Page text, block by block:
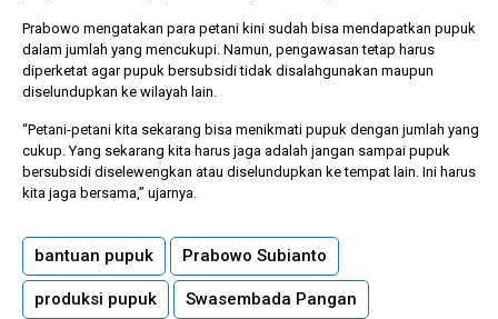
Prabowo mengatakan para petani kini sudah bisa mendapatkan pupuk
dalam jumlah yang mencukupi. Namun, pengawasan tetap harus
diperketat agar pupuk bersubsidi tidak disalahgunakan maupun
diselundupkan ke wilayah lain.
“Petani-petani kita sekarang bisa menikmati pupuk dengan jumlah yang
cukup. Yang sekarang kita harus jaga adalah jangan sampai pupuk
bersubsidi diselewengkan atau diselundupkan ke tempat lain. Ini harus
kita jaga bersama,” ujarnya.
bantuan pupuk Prabowo Subianto
produksi pupuk Swasembada Pangan